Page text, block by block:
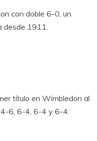
con doble 6-0, un
desde 1911.
título en Wimbledon al
6, 6-4, 6-4 y 6-4.